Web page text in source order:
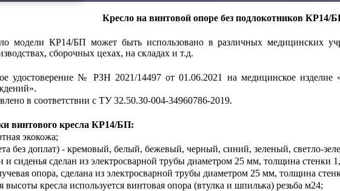
Кресло на винтовой опоре без подлокотников КР14/
модели КР14/БП может быть использовано в различных медицинских
сборочных цехах, на складах и т.д.
удостоверение № РЗН 2021/14497 от 01.06.2021 на медицинское изделие
в соответствии с ТУ 32.50.30-004-34960786-2019.
винтового кресла КР14/БП:
экокожа;
без доплат) - кремовый, белый, бежевый, черный, синий, зеленый, светло-
и сиденья сделан из электросварной трубы диаметром 25 мм, толщина стенки
опора, сделана из электросварной трубы диаметром 25 мм, толщина
высоты кресла используется винтовая опора (втулка и шпилька) резьба м24;